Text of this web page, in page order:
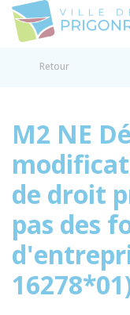
Retour
M2 NE
de droit
pas des